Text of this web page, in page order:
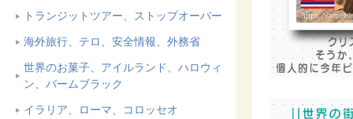
トランジットツアー、ストップオーバー
海外旅行、テロ、安全情報、外務省
世界のお菓子、アイルランド、ハロウィ
ン、バームブラック
イラリア、ローマ、コロッセオ